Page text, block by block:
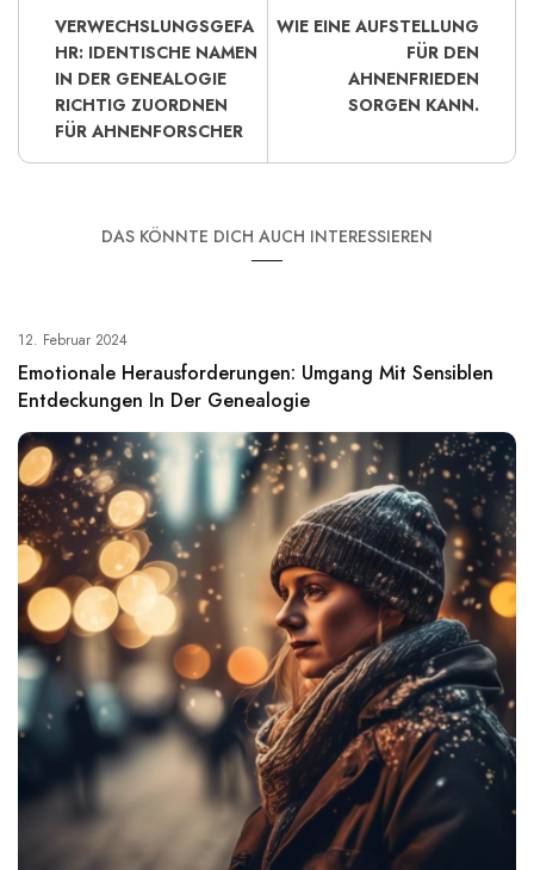
VERWECHSLUNGSGEFA
HR: IDENTISCHE NAMEN
IN DER GENEALOGIE
RICHTIG ZUORDNEN
FÜR AHNENFORSCHER
WIE EINE AUFSTELLUNG
FÜR DEN
AHNENFRIEDEN
SORGEN KANN.
DAS KÖNNTE DICH AUCH INTERESSIEREN
12. Februar 2024
Emotionale Herausforderungen: Umgang Mit Sensiblen
Entdeckungen In Der Genealogie